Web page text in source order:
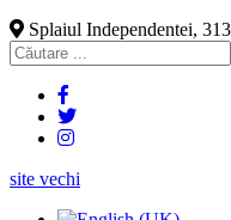
Splaiul Independentei, 313
site vechi